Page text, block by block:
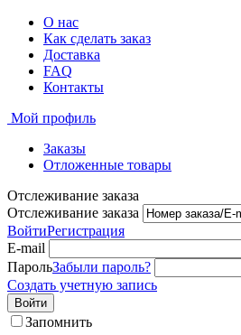
О нас
Как сделать заказ
Доставка
FAQ
Контакты
Мой профиль
Заказы
Отложенные товары
Отслеживание заказа
Отслеживание заказа
ВойтиРегистрация
E-mail
ПарольЗабыли пароль?
Создать учетную запись
Войти
Запомнить